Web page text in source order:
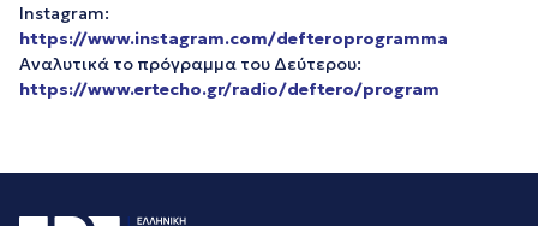
Instagram:
https://www.instagram.com/defteroprogramma
Αναλυτικά το πρόγραμμα του Δεύτερου:
https://www.ertecho.gr/radio/deftero/program